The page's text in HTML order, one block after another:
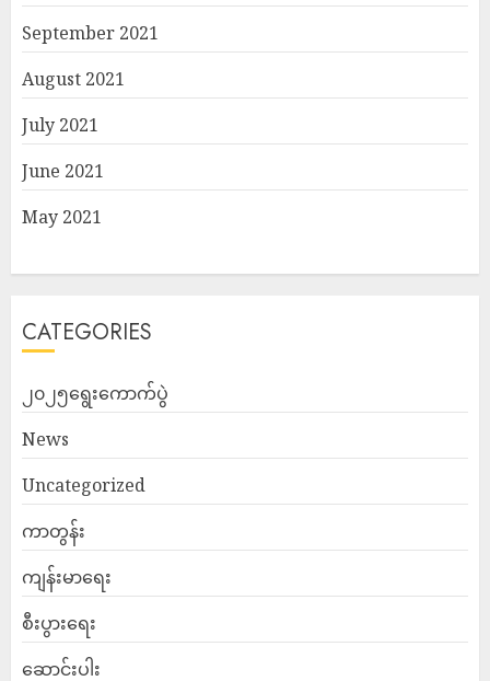
September 2021
August 2021
July 2021
June 2021
May 2021
CATEGORIES
၂၀၂၅ရွေးကောက်ပွဲ
News
Uncategorized
ကာတွန်း
ကျန်းမာရေး
စီးပွားရေး
ဆောင်းပါး